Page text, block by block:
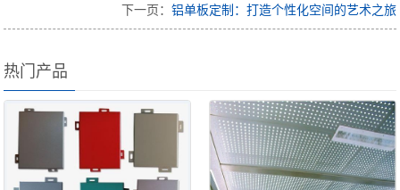
下一页： 铝单板定制：打造个性化空间的艺术之旅
热门产品